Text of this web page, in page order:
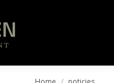
You are here: